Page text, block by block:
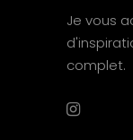
Je vous
complet.